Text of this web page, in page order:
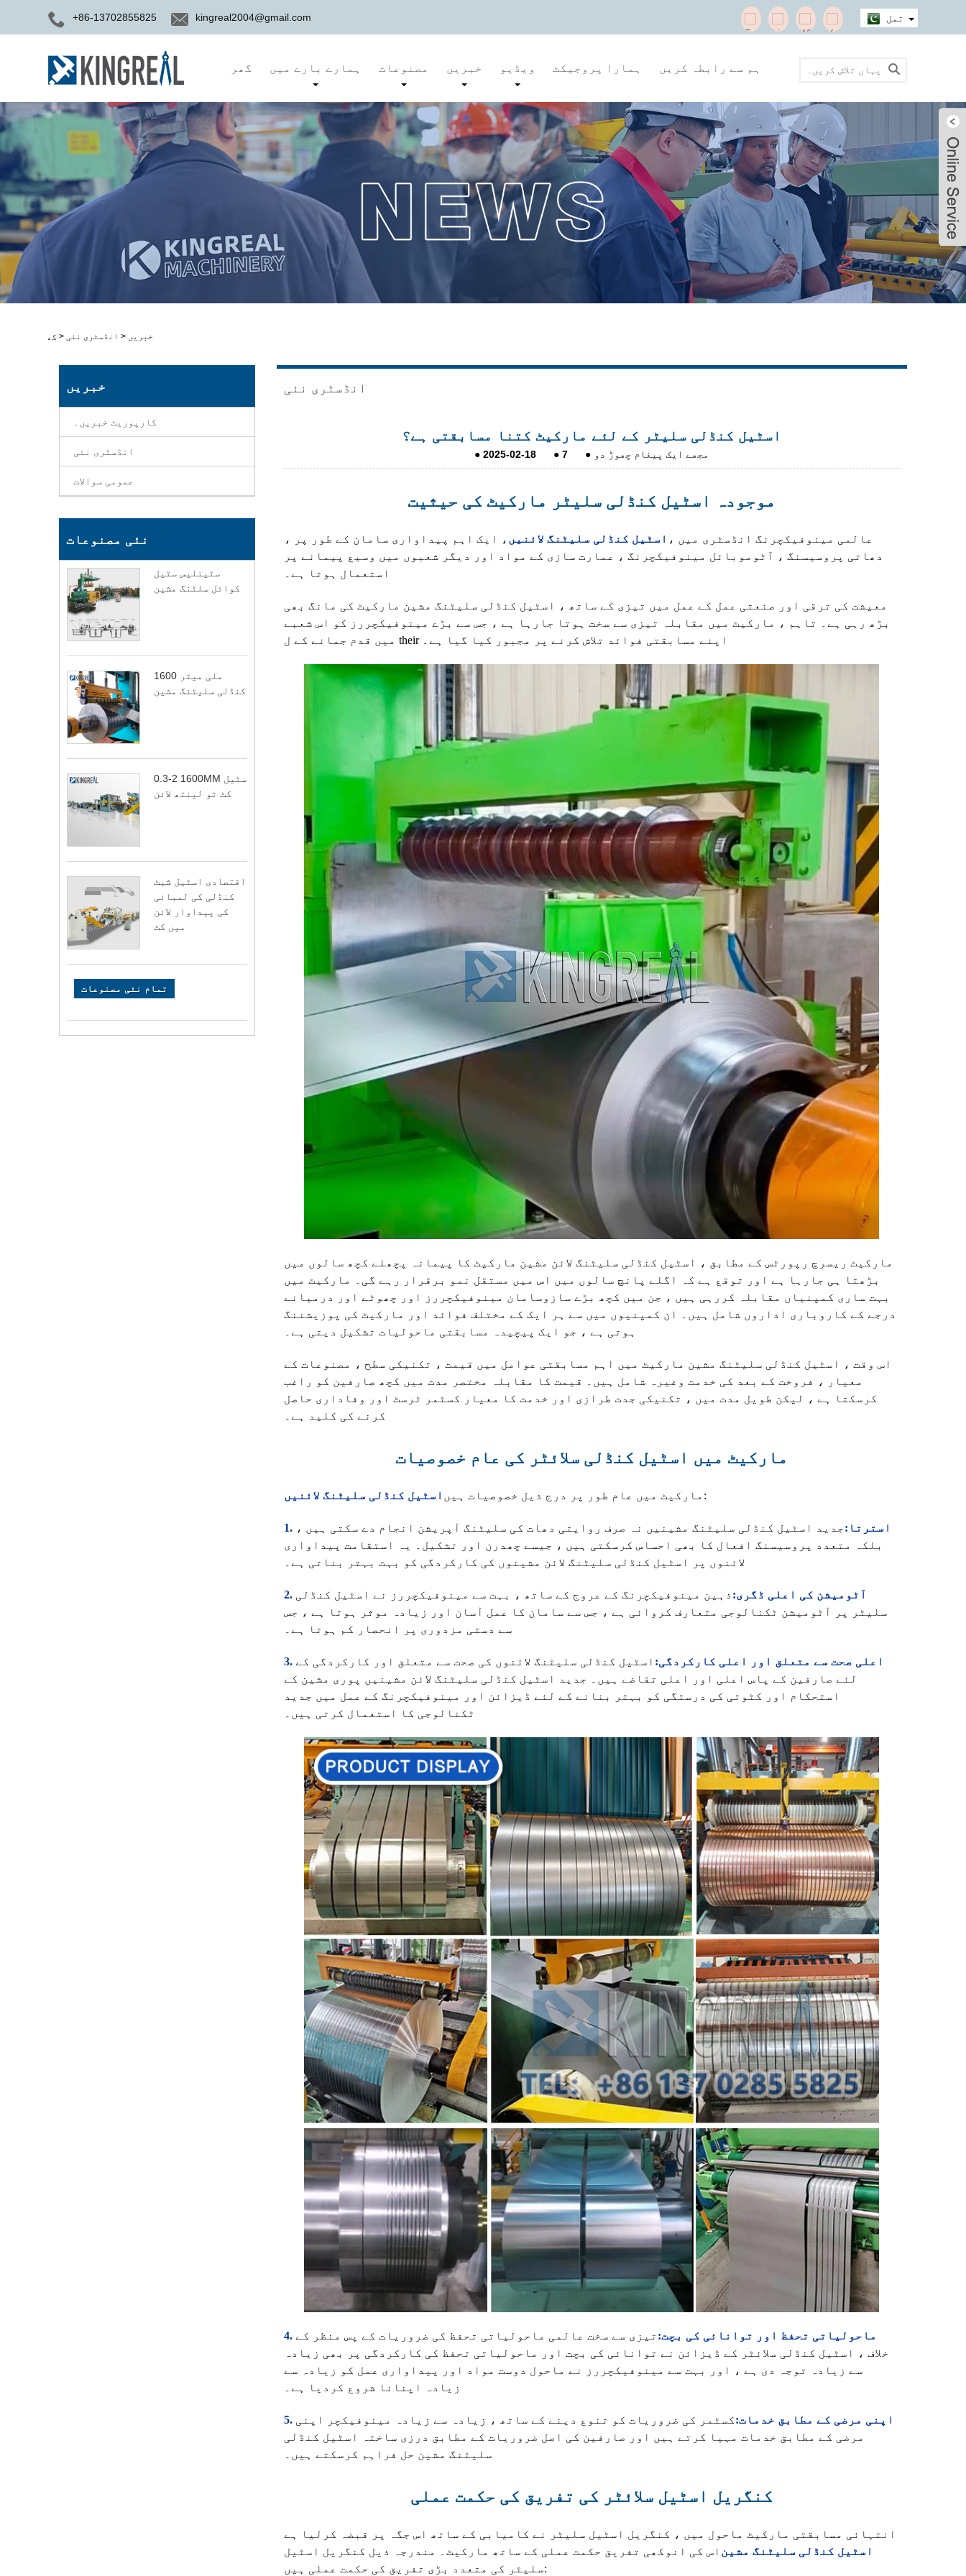
+86-13702855825 kingreal2004@gmail.com تمل
گھر ہمارے بارے میں مصنوعات خبریں ویڈیو ہمارا پروجیکٹ ہم سے رابطہ کریں
گھر > خبریں > انڈسٹری نئی
خبریں
کارپوریٹ خبریں۔
انڈسٹری نئی
عمومی سوالات
نئی مصنوعات
سٹینلیس سٹیل
کوائل سلٹنگ مشین
1600 ملی میٹر
کنڈلی سلیٹنگ مشین
0.3-2 1600MM سٹیل
کٹ ٹو لینتھ لائن
اقتصادی اسٹیل شیٹ
کنڈلی کی لمبائی
کی پیداوار لائن
میں کٹ
تمام نئی مصنوعات
انڈسٹری نئی
اسٹیل کنڈلی سلیٹر کے لئے مارکیٹ کتنا مسابقتی ہے؟
●2025-02-18 ●7 ● مجھے ایک پیغام چھوڑ دو
موجودہ اسٹیل کنڈلی سلیٹر مارکیٹ کی حیثیت
عالمی مینوفیکچرنگ انڈسٹری میں ، اسٹیل کنڈلی سلیٹنگ لائنیں ، ایک اہم پیداواری سامان کے طور پر ،
دھاتی پروسیسنگ ، آٹوموبائل مینوفیکچرنگ ، عمارت سازی کے مواد اور دیگر شعبوں میں وسیع پیمانے پر
استعمال ہوتا ہے۔
معیشت کی ترقی اور صنعتی عمل کے عمل میں تیزی کے ساتھ ، اسٹیل کنڈلی سلیٹنگ مشین مارکیٹ کی مانگ بھی
بڑھ رہی ہے۔ تاہم ، مارکیٹ میں مقابلہ تیزی سے سخت ہوتا جارہا ہے ، جس سے بڑے مینوفیکچررز کو اس شعبے
میں قدم جمانے کے ل their اپنے مسابقتی فوائد تلاش کرنے پر مجبور کیا گیا ہے۔
مارکیٹ ریسرچ رپورٹس کے مطابق ، اسٹیل کنڈلی سلیٹنگ لائن مشین مارکیٹ کا پیمانہ پچھلے کچھ سالوں میں
بڑھتا ہی جارہا ہے اور توقع ہے کہ اگلے پانچ سالوں میں اس میں مستقل نمو برقرار رہے گی۔ مارکیٹ میں
بہت ساری کمپنیاں مقابلہ کررہی ہیں ، جن میں کچھ بڑے سازوسامان مینوفیکچررز اور چھوٹے اور درمیانے
درجے کے کاروباری اداروں شامل ہیں۔ ان کمپنیوں میں سے ہر ایک کے مختلف فوائد اور مارکیٹ کی پوزیشننگ
ہوتی ہے ، جو ایک پیچیدہ مسابقتی ماحولیات تشکیل دیتی ہے۔
اس وقت ، اسٹیل کنڈلی سلیٹنگ مشین مارکیٹ میں اہم مسابقتی عوامل میں قیمت ، تکنیکی سطح ، مصنوعات کے
معیار ، فروخت کے بعد کی خدمت وغیرہ شامل ہیں۔ قیمت کا مقابلہ مختصر مدت میں کچھ صارفین کو راغب
کرسکتا ہے ، لیکن طویل مدت میں ، تکنیکی جدت طرازی اور خدمت کا معیار کسٹمر ٹرسٹ اور وفاداری حاصل
کرنے کی کلید ہے۔
مارکیٹ میں اسٹیل کنڈلی سلائٹر کی عام خصوصیات
اسٹیل کنڈلی سلیٹنگ لائنیں مارکیٹ میں عام طور پر درج ذیل خصوصیات ہیں:
1. استرتا:جدید اسٹیل کنڈلی سلیٹنگ مشینیں نہ صرف روایتی دھات کی سلیٹنگ آپریشن انجام دے سکتی ہیں ،
بلکہ متعدد پروسیسنگ افعال کا بھی احساس کرسکتی ہیں ، جیسے چھدرن اور تشکیل۔ یہ استقامت پیداواری
لائنوں پر اسٹیل کنڈلی سلیٹنگ لائن مشینوں کی کارکردگی کو بہت بہتر بناتی ہے۔
2. آٹومیشن کی اعلی ڈگری: ذہین مینوفیکچرنگ کے عروج کے ساتھ ، بہت سے مینوفیکچررز نے اسٹیل کنڈلی
سلیٹر پر آٹومیشن ٹکنالوجی متعارف کروائی ہے ، جس سے سامان کا عمل آسان اور زیادہ موثر ہوتا ہے ، جس
سے دستی مزدوری پر انحصار کم ہوتا ہے۔
3. اعلی صحت سے متعلق اور اعلی کارکردگی: اسٹیل کنڈلی سلیٹنگ لائنوں کی صحت سے متعلق اور کارکردگی کے
لئے صارفین کے پاس اعلی اور اعلی تقاضے ہیں۔ جدید اسٹیل کنڈلی سلیٹنگ لائن مشینیں پوری مشین کے
استحکام اور کٹوتی کی درستگی کو بہتر بنانے کے لئے ڈیزائن اور مینوفیکچرنگ کے عمل میں جدید
ٹکنالوجی کا استعمال کرتی ہیں۔
4. ماحولیاتی تحفظ اور توانائی کی بچت: تیزی سے سخت عالمی ماحولیاتی تحفظ کی ضروریات کے پس منظر کے
خلاف ، اسٹیل کنڈلی سلائٹر کے ڈیزائن نے توانائی کی بچت اور ماحولیاتی تحفظ کی کارکردگی پر بھی زیادہ
سے زیادہ توجہ دی ہے ، اور بہت سے مینوفیکچررز نے ماحول دوست مواد اور پیداواری عمل کو زیادہ سے
زیادہ اپنانا شروع کردیا ہے۔
5. اپنی مرضی کے مطابق خدمات:کسٹمر کی ضروریات کو تنوع دینے کے ساتھ ، زیادہ سے زیادہ مینوفیکچر اپنی
مرضی کے مطابق خدمات مہیا کرتے ہیں اور صارفین کی اصل ضروریات کے مطابق درزی ساختہ اسٹیل کنڈلی
سلیٹنگ مشین حل فراہم کرسکتے ہیں۔
کنگریل اسٹیل سلائٹر کی تفریق کی حکمت عملی
انتہائی مسابقتی مارکیٹ ماحول میں ، کنگریل اسٹیل سلیٹر نے کامیابی کے ساتھ اس جگہ پر قبضہ کرلیا ہے
اسٹیل کنڈلی سلیٹنگ مشین اس کی انوکھی تفریق حکمت عملی کے ساتھ مارکیٹ۔ مندرجہ ذیل کنگریل اسٹیل
سلیٹر کی متعدد بڑی تفریق کی حکمت عملی ہیں: